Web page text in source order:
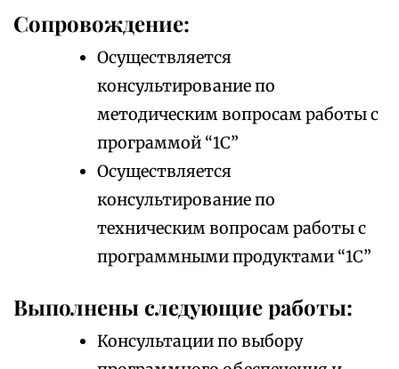
Сопровождение:
Осуществляется
консультирование по
методическим вопросам работы с
программой “1С”
Осуществляется
консультирование по
техническим вопросам работы с
программными продуктами “1С”
Выполнены следующие работы:
Консультации по выбору